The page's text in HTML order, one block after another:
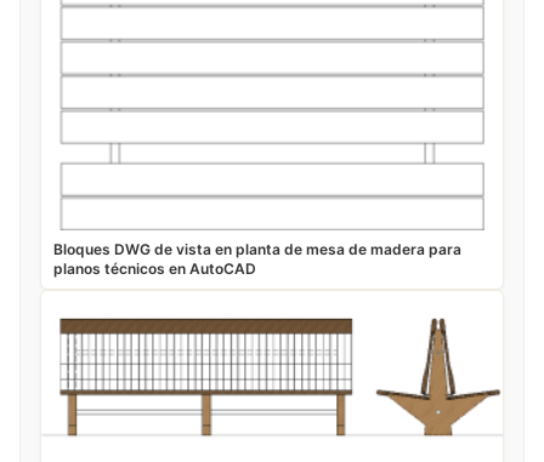
Bloques DWG de vista en planta de mesa de madera para
planos técnicos en AutoCAD